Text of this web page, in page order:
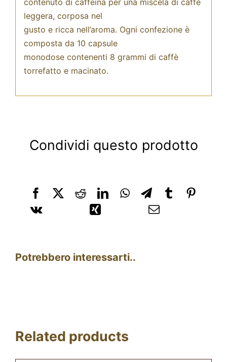
leggera, corposa nel
gusto e ricca nell’aroma. Ogni confezione è
composta da 10 capsule
monodose contenenti 8 grammi di caffè
torrefatto e macinato.
Condividi questo prodotto
Potrebbero interessarti..
Related products